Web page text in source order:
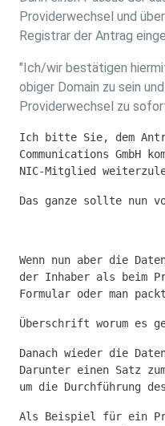
Providerwechsel und
Registrar der Antrag
"Ich/wir bestätigen
obiger Domain zu sein
Providerwechsel zu
Ich bitte Sie, dem
Communications GmbH
NIC-Mitglied
Das ganze sollte nun
Wenn nun aber die
der Inhaber als beim
Formular oder man
Überschrift worum es
Danach wieder die
Darunter einen Satz
um die Durchführung
Als Beispiel für ein